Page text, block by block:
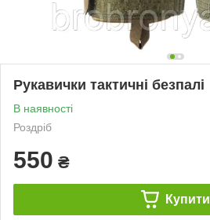
Рукавички тактичні безпалі
В наявності
Роздріб
550 ₴
Купити